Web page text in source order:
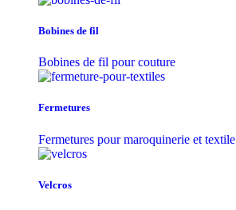
Bobines de fil
Bobines de fil pour couture
Fermetures
Fermetures pour maroquinerie et textile
Velcros